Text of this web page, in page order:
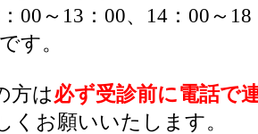
00～13：00、14：00～
す。
方は必ず受診前に電話で
くお願いいたします。